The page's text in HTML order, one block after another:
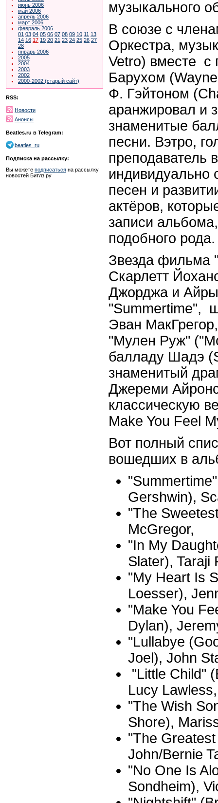
июнь 2006
май 2006
апрель 2006
март 2006
февраль 2006
01 03 04 05 06 07 08 09 10 11 13
14 16 17 19 20 21 23 24 25 26 27
28
январь 2006
2005
2004
2003
2002
2000-2002 (старый сайт)
RSS:
Новости
Анонсы
Beatles.ru в Telegram:
beatles_ru
Подписка на рассылку:
Вы можете подписаться на рассылку
новостей Битлз.ру
музыкального
В союзе с
Оркестра,
Vetro) вместе с
Барухом
Ф. Гэйтоном
аранжировал и
знаменитые
песни. Вэтро,
преподаватель
индивидуально
песен и
актёров,
записи
подобного рода.
Звезда фильма
Скарлетт
Джорджа и
"Summertime",
Эван
"Мулен Руж"
балладу Шадэ
знаменитый
Джереми
классическую
Make You Feel
Вот полный
вошедших в
Gershwin),
"The
McGregor,
"In My
Slater), Taraji
"My Heart Is
Loesser),
"Make You
Dylan),
"Lullabye
Joel), John
"Little Child"
Lucy Lawless,
"The Wish
Shore),
"The
John/Bernie
"No One Is
Sondheim),